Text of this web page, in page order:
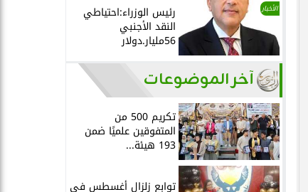
الأخبار رئيس الوزراء:احتياطي
النقد الأجنبي
56مليار.دولار
آخر الموضوعات
تكريم 500 من
المتفوقين علميًا ضمن
193 هيئة...
توابع زلزال أغسطس في